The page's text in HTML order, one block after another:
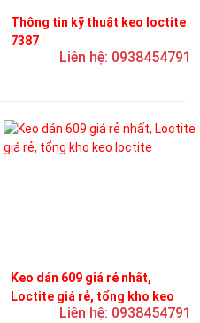
Thông tin kỹ thuật keo loctite
7387
Liên hệ: 0938454791
Keo dán 609 giá rẻ nhất,
Loctite giá rẻ, tổng kho keo
Liên hệ: 0938454791